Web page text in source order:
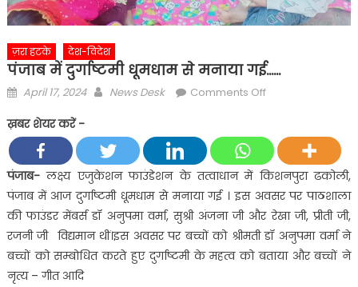
ज़रा हटके देश-विदेश
पंजाब में दुर्गाष्टमी धूमधाम से मनाया गई……
Posted
April 17, 2024 Author
News Desk Comments Offon
दुर्गाष्टमी
धूमधाम
से
मनाया
गई……
ख़बर शेयर करें -
पंजाब-लक्ष्य एजुकेशन फाउंडेशन के तत्वाधान में किशनपुरा ढकोली,
पंजाब में आज दुर्गाष्टमी धूमधाम से मनाया गई । इस अवसर पर पाठशाला
की फाउंडर मेंबर्स डॉ अनुपमा वर्मा, सुश्री अंजना जी और रेखा जी, प्रीती जी,
रजनी जी विद्यमान थीं।इस अवसर पर बच्चों को श्रीमती डॉ अनुपमा वर्मा ने
बच्चों को सम्बोधित करते हुए दुर्गाष्टमी के महत्व को बताया और बच्चों ने
नृत्य – गीत आदि